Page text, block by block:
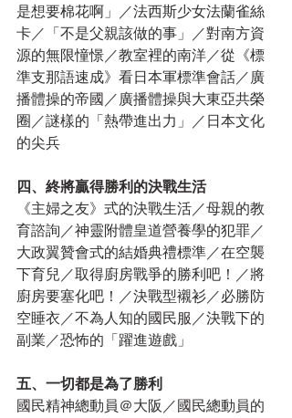
是想要棉花啊」／法西斯少女法蘭雀絲
卡／「不是父親該做的事」／對南方資
源的無限憧憬／教室裡的南洋／從《標
準支那語速成》看日本軍標準會話／廣
播體操的帝國／廣播體操與大東亞共榮
圈／謎樣的「熱帶進出力」／日本文化
的尖兵
四、終將贏得勝利的決戰生活
《主婦之友》式的決戰生活／母親的教
育諮詢／神靈附體皇道營養學的犯罪／
大政翼贊會式的結婚典禮標準／在空襲
下育兒／取得廚房戰爭的勝利吧！／將
廚房要塞化吧！／決戰型襯衫／必勝防
空睡衣／不為人知的國民服／決戰下的
副業／恐怖的「躍進遊戲」
五、一切都是為了勝利
國民精神總動員＠大阪／國民總動員的